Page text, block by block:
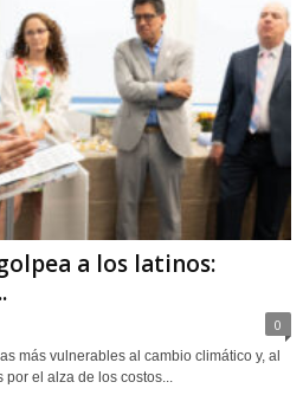
a los latinos:
0
más vulnerables al cambio climático y, al
el alza de los costos...